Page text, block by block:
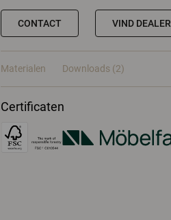
CONTACT VIND DEALER
Materialen Downloads (2)
Certificaten